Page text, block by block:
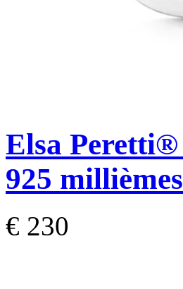
Elsa Peretti®
925 millièmes
€ 230